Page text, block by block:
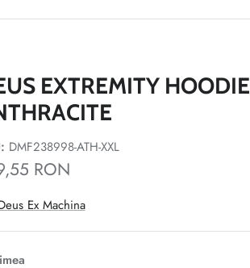
EXTREMITY HOODIE
DMF238998-ATH-XXL
RON
Ex Machina